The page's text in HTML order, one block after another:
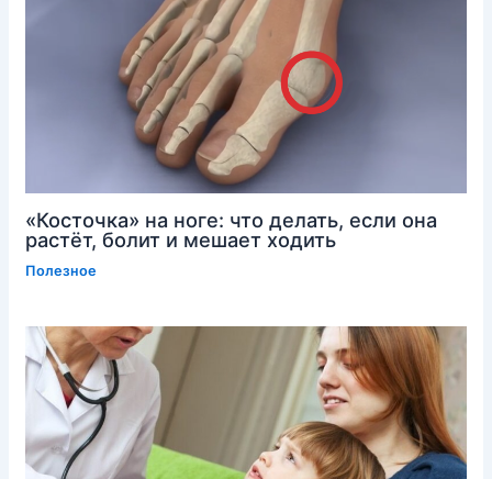
«Косточка» на ноге: что делать, если она
растёт, болит и мешает ходить
Полезное